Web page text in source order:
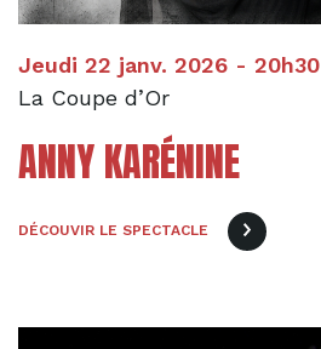
Jeudi 22 janv. 2026 - 20h30
La Coupe d’Or
ANNY KARÉNINE
DÉCOUVIR LE SPECTACLE